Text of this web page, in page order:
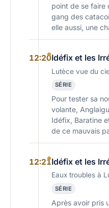
point de se faire
gang des
elle aussi, une
12:20Idéfix et les
Lutèce vue du
SÉRIE
Pour tester sa
volante,
Idéfix, Baratine
de ce mauvais
12:21Idéfix et les
Eaux troubles à
SÉRIE
Après avoir pris